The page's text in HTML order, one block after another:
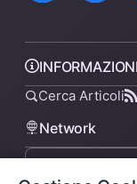
INFORMAZIONI
Cerca Articoli
Network